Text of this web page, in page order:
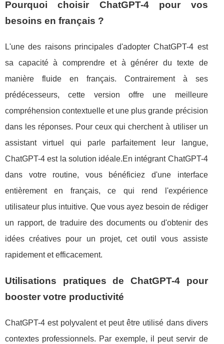
Pourquoi choisir ChatGPT-4 pour vos
besoins en français ?
L'une des raisons principales d'adopter ChatGPT-4 est
sa capacité à comprendre et à générer du texte de
manière fluide en français. Contrairement à ses
prédécesseurs, cette version offre une meilleure
compréhension contextuelle et une plus grande précision
dans les réponses. Pour ceux qui cherchent à utiliser un
assistant virtuel qui parle parfaitement leur langue,
ChatGPT-4 est la solution idéale.En intégrant ChatGPT-4
dans votre routine, vous bénéficiez d'une interface
entièrement en français, ce qui rend l'expérience
utilisateur plus intuitive. Que vous ayez besoin de rédiger
un rapport, de traduire des documents ou d'obtenir des
idées créatives pour un projet, cet outil vous assiste
rapidement et efficacement.
Utilisations pratiques de ChatGPT-4 pour
booster votre productivité
ChatGPT-4 est polyvalent et peut être utilisé dans divers
contextes professionnels. Par exemple, il peut servir de